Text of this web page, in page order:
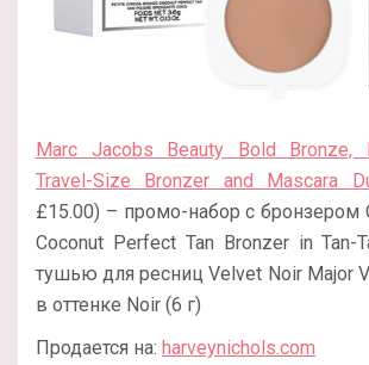
Marc Jacobs Beauty Bold Bronze,
Travel-Size Bronzer and Mascara
£‌15.00) – промо-набор с бронзером
Coconut Perfect Tan Bronzer in Tan-
тушью для ресниц Velvet Noir Major
в оттенке Noir (6 г)
Продается на: harveynichols.com